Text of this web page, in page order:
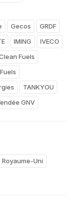
Gecos
GRDF
IMING
IVECO
Fuels
TANKYOU
GNV
Royaume-Uni